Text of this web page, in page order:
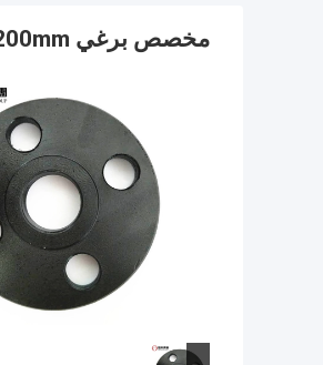
مخصص برغي Dn200mm الكربون الصلب شفة أعمى 8 بوصة مع ثقب